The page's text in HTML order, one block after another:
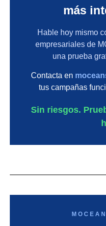
más
Hable hoy mismo
empresariales de
una prueba
Contacta en
tus campañas
Sin riesgos.